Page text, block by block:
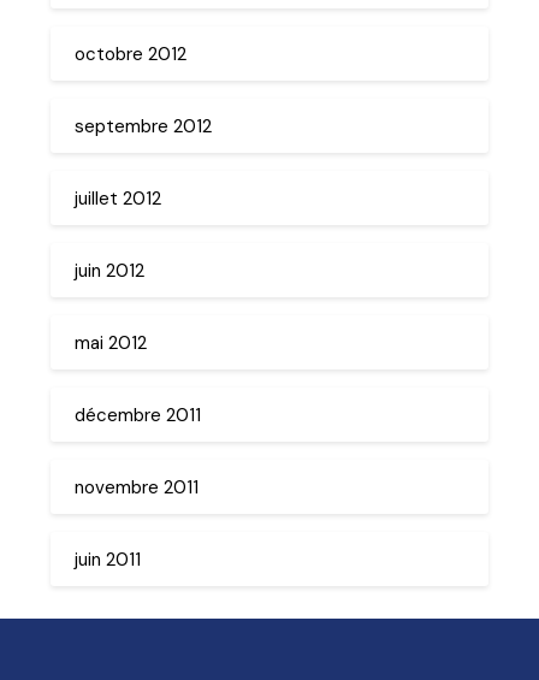
octobre 2012
septembre 2012
juillet 2012
juin 2012
mai 2012
décembre 2011
novembre 2011
juin 2011